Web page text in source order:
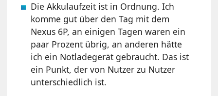
Die Akkulaufzeit ist in Ordnung. Ich
komme gut über den Tag mit dem
Nexus 6P, an einigen Tagen waren ein
paar Prozent übrig, an anderen hätte
ich ein Notladegerät gebraucht. Das ist
ein Punkt, der von Nutzer zu Nutzer
unterschiedlich ist.